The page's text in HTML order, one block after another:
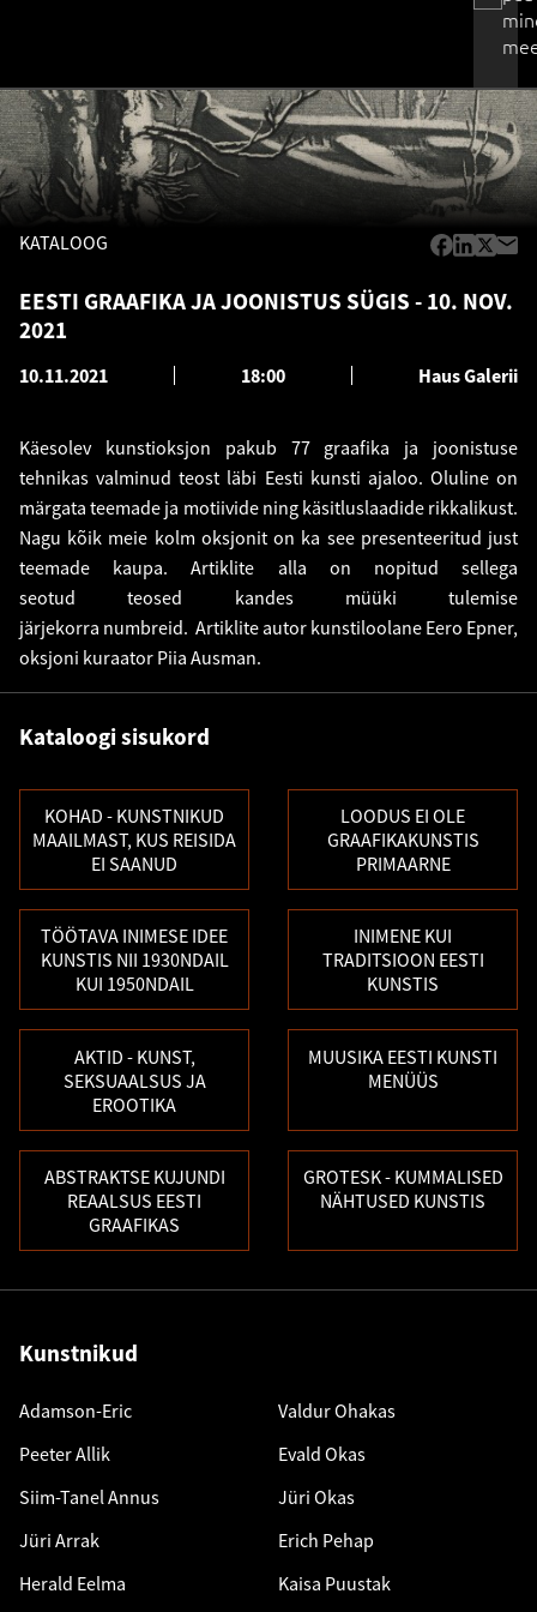
KATALOOG
EESTI GRAAFIKA JA JOONISTUS SÜGIS - 10. NOV.
2021
10.11.2021 18:00 Haus Galerii
Käesolev kunstioksjon pakub 77 graafika ja joonistuse
tehnikas valminud teost läbi Eesti kunsti ajaloo. Oluline on
märgata teemade ja motiivide ning käsitluslaadide rikkalikust.
Nagu kõik meie kolm oksjonit on ka see presenteeritud just
teemade kaupa. Artiklite alla on nopitud sellega
seotud teosed kandes müüki tulemise
järjekorra numbreid. Artiklite autor kunstiloolane Eero Epner,
oksjoni kuraator Piia Ausman.
Kataloogi sisukord
KOHAD - KUNSTNIKUD
MAAILMAST, KUS REISIDA
EI SAANUD
LOODUS EI OLE
GRAAFIKAKUNSTIS
PRIMAARNE
TÖÖTAVA INIMESE IDEE
KUNSTIS NII 1930NDAIL
KUI 1950NDAIL
INIMENE KUI
TRADITSIOON EESTI
KUNSTIS
AKTID - KUNST,
SEKSUAALSUS JA
EROOTIKA
MUUSIKA EESTI KUNSTI
MENÜÜS
ABSTRAKTSE KUJUNDI
REAALSUS EESTI
GRAAFIKAS
GROTESK - KUMMALISED
NÄHTUSED KUNSTIS
Kunstnikud
Adamson-Eric
Peeter Allik
Siim-Tanel Annus
Jüri Arrak
Herald Eelma
Valdur Ohakas
Evald Okas
Jüri Okas
Erich Pehap
Kaisa Puustak